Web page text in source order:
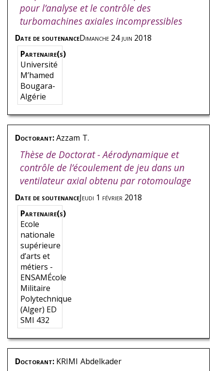
pour l’analyse et le contrôle des
turbomachines axiales incompressibles
Date de soutenanceDimanche 24 juin 2018
Partenaire(s)
Université
M’hamed
Bougara-
Algérie
Doctorant:Azzam T.
Thèse de Doctorat - Aérodynamique et
contrôle de l’écoulement de jeu dans un
ventilateur axial obtenu par rotomoulage
Date de soutenanceJeudi 1 février 2018
Partenaire(s)
Ecole
nationale
supérieure
d’arts et
métiers -
ENSAMÉcole
Militaire
Polytechnique
(Alger) ED
SMI 432
Doctorant: KRIMI Abdelkader